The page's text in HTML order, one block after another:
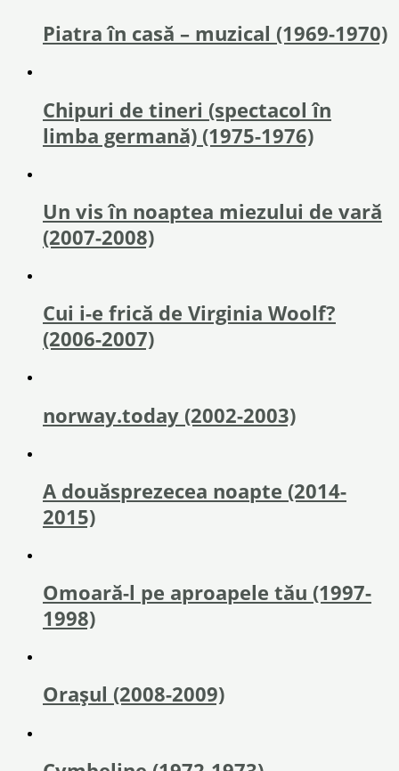
Piatra în casă – muzical (1969-1970)
Chipuri de tineri (spectacol în
limba germană) (1975-1976)
Un vis în noaptea miezului de vară
(2007-2008)
Cui i-e frică de Virginia Woolf?
(2006-2007)
norway.today (2002-2003)
A douăsprezecea noapte (2014-
2015)
Omoară-l pe aproapele tău (1997-
1998)
Orașul (2008-2009)